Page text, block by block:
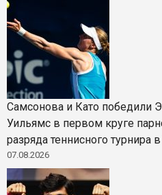
Самсонова и Като победили
Уильямс в первом круге
разряда теннисного турнира
07.08.2026